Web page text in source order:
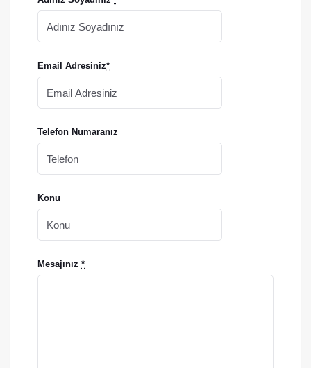
Email Adresiniz*
Telefon Numaranız
Konu
Mesajınız *